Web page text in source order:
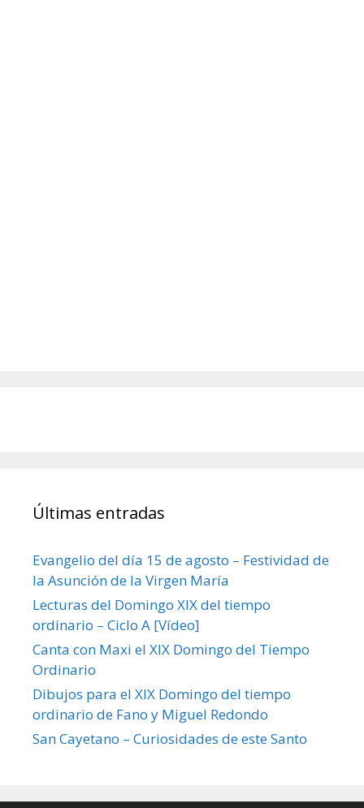
Últimas entradas
Evangelio del día 15 de agosto – Festividad de
la Asunción de la Virgen María
Lecturas del Domingo XIX del tiempo
ordinario – Ciclo A [Vídeo]
Canta con Maxi el XIX Domingo del Tiempo
Ordinario
Dibujos para el XIX Domingo del tiempo
ordinario de Fano y Miguel Redondo
San Cayetano – Curiosidades de este Santo